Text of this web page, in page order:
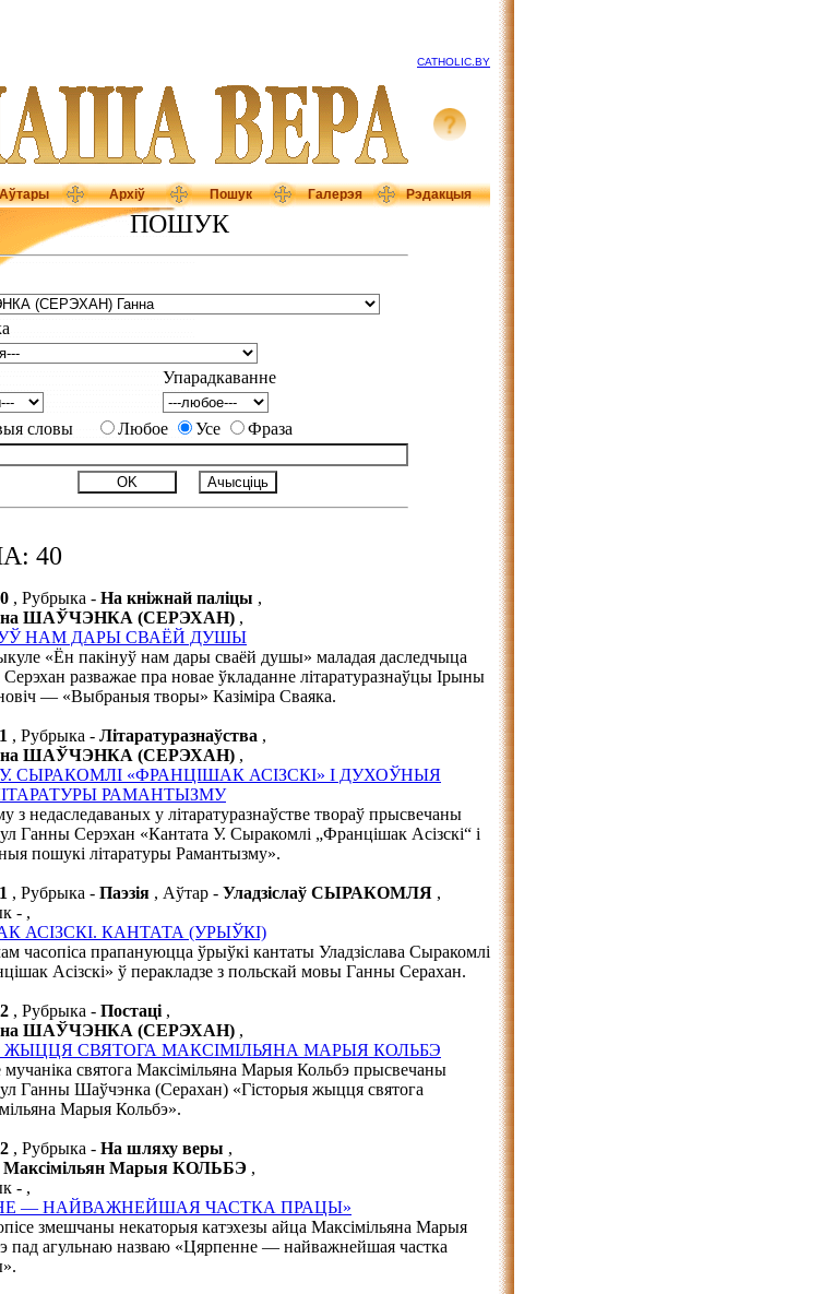
CATHOLIC.BY
Архіў Пошук Галерэя Рэдакцыя
ПОШУК
Упарадкаванне
словы Любое Усе Фраза
40
, Рубрыка - На кніжнай паліцы ,
ШАЎЧЭНКА (СЕРЭХАН) ,
НАМ ДАРЫ СВАЁЙ ДУШЫ
«Ён пакінуў нам дары сваёй душы» маладая даследчыца
разважае пра новае ўкладанне літаратуразнаўцы Ірыны
— «Выбраныя творы» Казіміра Сваяка.
, Рубрыка - Літаратуразнаўства ,
ШАЎЧЭНКА (СЕРЭХАН) ,
СЫРАКОМЛІ «ФРАНЦІШАК АСІЗСКІ» І ДУХОЎНЫЯ
РАМАНТЫЗМУ
з недаследаваных у літаратуразнаўстве твораў прысвечаны
Ганны Серэхан «Кантата У. Сыракомлі „Францішак Асізскі“ і
пошукі літаратуры Рамантызму».
, Рубрыка - Паэзія , Аўтар - Уладзіслаў СЫРАКОМЛЯ ,
- ,
АСІЗСКІ. КАНТАТА (УРЫЎКІ)
часопіса прапануюцца ўрыўкі кантаты Уладзіслава Сыракомлі
Асізскі» ў перакладзе з польскай мовы Ганны Серахан.
, Рубрыка - Постаці ,
ШАЎЧЭНКА (СЕРЭХАН) ,
ЖЫЦЦЯ СВЯТОГА МАКСІМІЛЬЯНА МАРЫЯ КОЛЬБЭ
мучаніка святога Максімільяна Марыя Кольбэ прысвечаны
Ганны Шаўчэнка (Серахан) «Гісторыя жыцця святога
Марыя Кольбэ».
, Рубрыка - На шляху веры ,
Марыя КОЛЬБЭ ,
- ,
— НАЙВАЖНЕЙШАЯ ЧАСТКА ПРАЦЫ»
змешчаны некаторыя катэхезы айца Максімільяна Марыя
пад агульнаю назваю «Цярпенне — найважнейшая частка